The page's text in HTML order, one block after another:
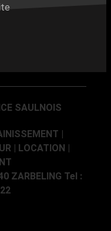
SAULNOIS
|
| LOCATION |
ZARBELING Tel :